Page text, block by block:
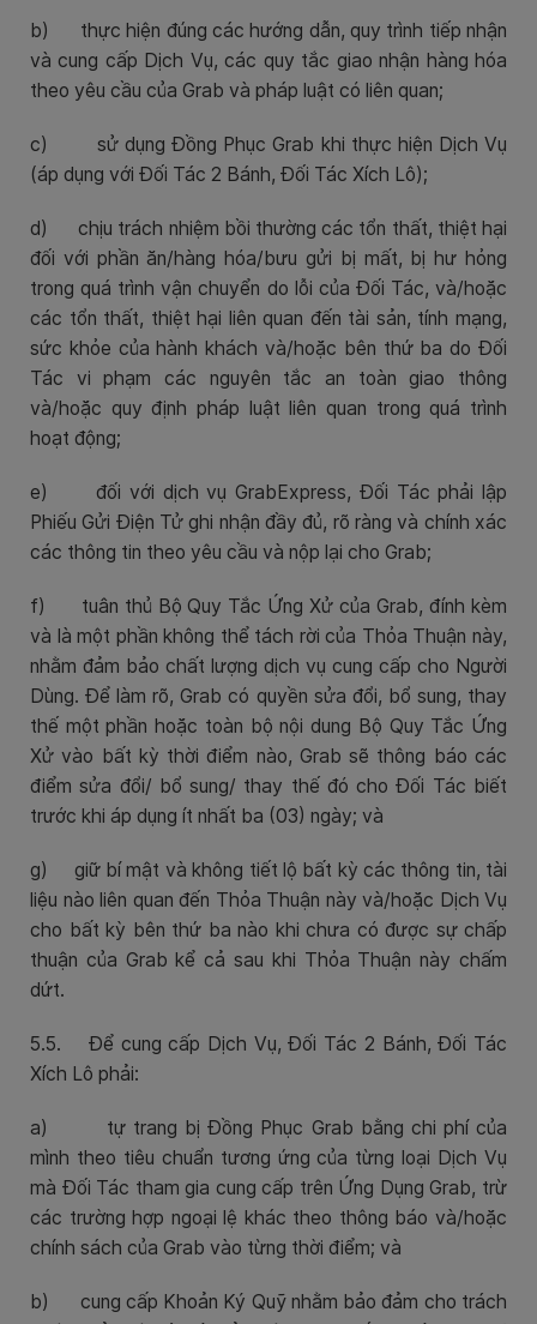
b)
thực hiện đúng các hướng dẫn, quy trình tiếp nhận
và cung cấp Dịch Vụ, các quy tắc giao nhận hàng hóa
theo yêu cầu của Grab và pháp luật có liên quan;
c)
sử dụng Đồng Phục Grab khi thực hiện Dịch Vụ
(áp dụng với Đối Tác 2 Bánh, Đối Tác Xích Lô);
d)
chịu trách nhiệm bồi thường các tổn thất, thiệt hại
đối với phần ăn/hàng hóa/bưu gửi bị mất, bị hư hỏng
trong quá trình vận chuyển do lỗi của Đối Tác, và/hoặc
các tổn thất, thiệt hại liên quan đến tài sản, tính mạng,
sức khỏe của hành khách và/hoặc bên thứ ba do Đối
Tác vi phạm các nguyên tắc an toàn giao thông
và/hoặc quy định pháp luật liên quan trong quá trình
hoạt động;
e)
đối với dịch vụ GrabExpress, Đối Tác phải lập
Phiếu Gửi Điện Tử ghi nhận đầy đủ, rõ ràng và chính xác
các thông tin theo yêu cầu và nộp lại cho Grab;
f)
tuân thủ Bộ Quy Tắc Ứng Xử của Grab, đính kèm
và là một phần không thể tách rời của Thỏa Thuận này,
nhằm đảm bảo chất lượng dịch vụ cung cấp cho Người
Dùng. Để làm rõ, Grab có quyền sửa đổi, bổ sung, thay
thế một phần hoặc toàn bộ nội dung Bộ Quy Tắc Ứng
Xử vào bất kỳ thời điểm nào, Grab sẽ thông báo các
điểm sửa đổi/ bổ sung/ thay thế đó cho Đối Tác biết
trước khi áp dụng ít nhất ba (03) ngày; và
g)
giữ bí mật và không tiết lộ bất kỳ các thông tin, tài
liệu nào liên quan đến Thỏa Thuận này và/hoặc Dịch Vụ
cho bất kỳ bên thứ ba nào khi chưa có được sự chấp
thuận của Grab kể cả sau khi Thỏa Thuận này chấm
dứt.
5.5. Để cung cấp Dịch Vụ, Đối Tác 2 Bánh, Đối Tác
Xích Lô phải:
a)
tự trang bị Đồng Phục Grab bằng chi phí của
mình theo tiêu chuẩn tương ứng của từng loại Dịch Vụ
mà Đối Tác tham gia cung cấp trên Ứng Dụng Grab, trừ
các trường hợp ngoại lệ khác theo thông báo và/hoặc
chính sách của Grab vào từng thời điểm; và
b)
cung cấp Khoản Ký Quỹ nhằm bảo đảm cho trách